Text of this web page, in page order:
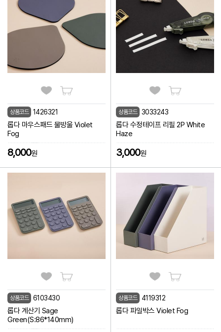
상품코드 1426321
롭다 마우스패드 물방울 Violet
Fog
8,000원
상품코드 3033243
롭다 수정테이프 리필 2P White
Haze
3,000원
상품코드 6103430
롭다 계산기 Sage
Green(S:86*140mm)
상품코드 4119312
롭다 파일박스 Violet Fog